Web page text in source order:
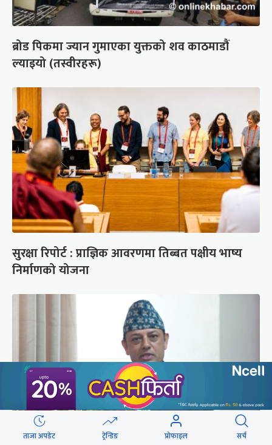
ब्रोड पिकमा ज्यान गुमाएका युक्तको शव काठमाडौं
ल्याइयो (तस्वीरहरू)
सुरक्षा रिपोर्ट : प्राज्ञिक आवरणमा तिब्बत पक्षीय भाष्य
निर्माणको योजना
ताजा अपडेट ट्रेन्डिङ प्रोफाइल सर्च